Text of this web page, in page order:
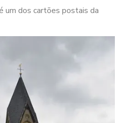
um dos cartões postais da